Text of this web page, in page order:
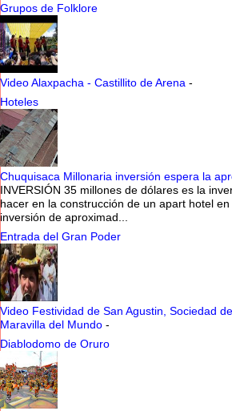
Grupos de Folklore
Video Alaxpacha - Castillito de Arena -
Hoteles
Chuquisaca Millonaria inversión espera la
INVERSIÓN 35 millones de dólares es la
hacer en la construcción de un apart hotel
inversión de aproximad...
Entrada del Gran Poder
Video Festividad de San Agustin, Sociedad
Maravilla del Mundo -
Diablodomo de Oruro